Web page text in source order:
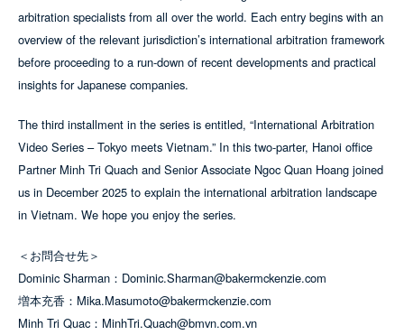
arbitration specialists from all over the world. Each entry begins with an
overview of the relevant jurisdiction’s international arbitration framework
before proceeding to a run-down of recent developments and practical
insights for Japanese companies.
The third installment in the series is entitled, “International Arbitration
Video Series – Tokyo meets Vietnam.” In this two-parter, Hanoi office
Partner Minh Tri Quach and Senior Associate Ngoc Quan Hoang joined
us in December 2025 to explain the international arbitration landscape
in Vietnam. We hope you enjoy the series.
＜お問合せ先＞
Dominic Sharman：Dominic.Sharman@bakermckenzie.com
増本充香：Mika.Masumoto@bakermckenzie.com
Minh Tri Quac：MinhTri.Quach@bmvn.com.vn